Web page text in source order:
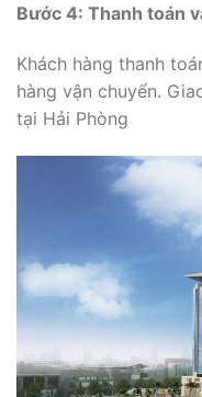
Bước 4: Thanh toán
Khách hàng thanh
hàng vận chuyển.
tại Hải Phòng